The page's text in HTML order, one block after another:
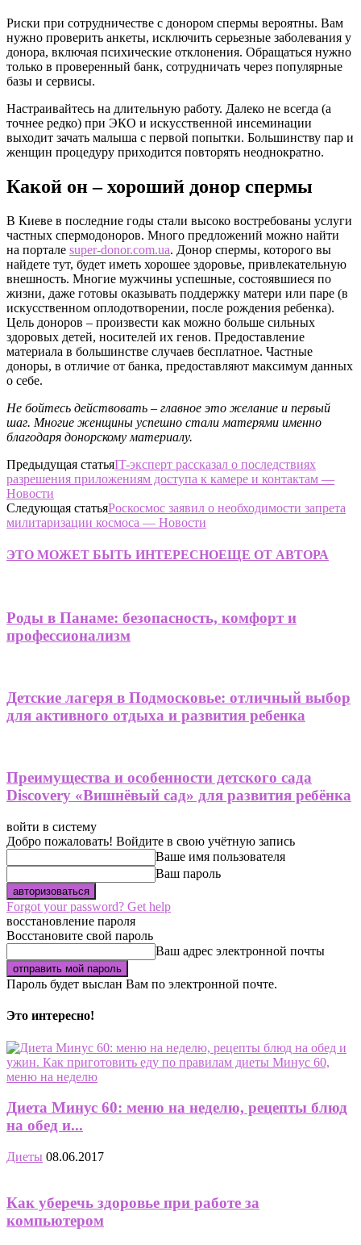
Риски при сотрудничестве с донором спермы вероятны. Вам
нужно проверить анкеты, исключить серьезные заболевания у
донора, включая психические отклонения. Обращаться нужно
только в проверенный банк, сотрудничать через популярные
базы и сервисы.
Настраивайтесь на длительную работу. Далеко не всегда (а
точнее редко) при ЭКО и искусственной инсеминации
выходит зачать малыша с первой попытки. Большинству пар и
женщин процедуру приходится повторять неоднократно.
Какой он – хороший донор спермы
В Киеве в последние годы стали высоко востребованы услуги
частных спермодоноров. Много предложений можно найти
на портале super-donor.com.ua. Донор спермы, которого вы
найдете тут, будет иметь хорошее здоровье, привлекательную
внешность. Многие мужчины успешные, состоявшиеся по
жизни, даже готовы оказывать поддержку матери или паре (в
искусственном оплодотворении, после рождения ребенка).
Цель доноров – произвести как можно больше сильных
здоровых детей, носителей их генов. Предоставление
материала в большинстве случаев бесплатное. Частные
доноры, в отличие от банка, предоставляют максимум данных
о себе.
Не бойтесь действовать – главное это желание и первый
шаг. Многие женщины успешно стали матерями именно
благодаря донорскому материалу.
Предыдущая статьяIT-эксперт рассказал о последствиях
разрешения приложениям доступа к камере и контактам —
Новости
Следующая статьяРоскосмос заявил о необходимости запрета
милитаризации космоса — Новости
ЭТО МОЖЕТ БЫТЬ ИНТЕРЕСНОЕЩЕ ОТ АВТОРА
Роды в Панаме: безопасность, комфорт и
профессионализм
Детские лагеря в Подмосковье: отличный выбор
для активного отдыха и развития ребенка
Преимущества и особенности детского сада
Discovery «Вишнёвый сад» для развития ребёнка
войти в систему
Добро пожаловать! Войдите в свою учётную запись
Ваше имя пользователя
Ваш пароль
Forgot your password? Get help
восстановление пароля
Восстановите свой пароль
Ваш адрес электронной почты
Пароль будет выслан Вам по электронной почте.
Это интересно!
Диета Минус 60: меню на неделю, рецепты блюд
на обед и...
Диеты 08.06.2017
Как уберечь здоровье при работе за
компьютером